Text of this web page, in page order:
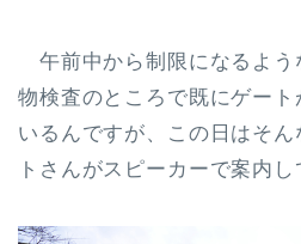
午前中から制限になるよう
物検査のところで既にゲー
いるんですが、この日はそ
トさんがスピーカーで案内